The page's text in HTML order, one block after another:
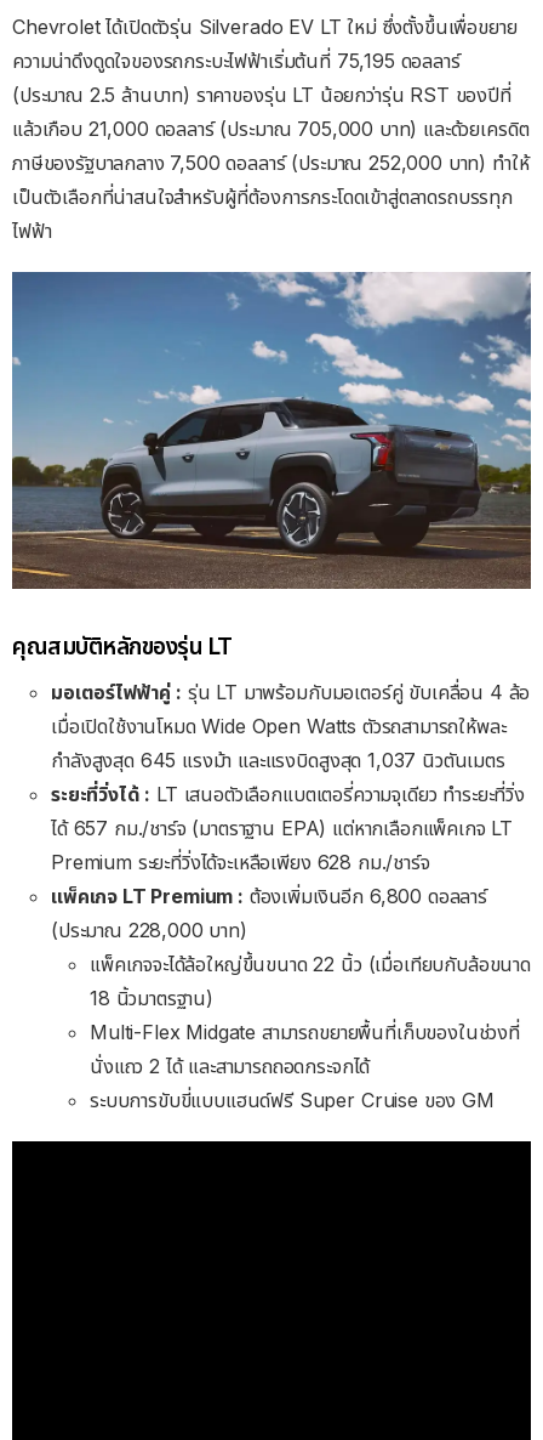
Chevrolet ได้เปิดตัวรุ่น Silverado EV LT ใหม่ ซึ่งตั้งขึ้นเพื่อขยาย
ความน่าดึงดูดใจของรถกระบะไฟฟ้าเริ่มต้นที่ 75,195 ดอลลาร์
(ประมาณ 2.5 ล้านบาท) ราคาของรุ่น LT น้อยกว่ารุ่น RST ของปีที่
แล้วเกือบ 21,000 ดอลลาร์ (ประมาณ 705,000 บาท) และด้วยเครดิต
ภาษีของรัฐบาลกลาง 7,500 ดอลลาร์ (ประมาณ 252,000 บาท) ทําให้
เป็นตัวเลือกที่น่าสนใจสําหรับผู้ที่ต้องการกระโดดเข้าสู่ตลาดรถบรรทุก
ไฟฟ้า
คุณสมบัติหลักของรุ่น LT
มอเตอร์ไฟฟ้าคู่ : รุ่น LT มาพร้อมกับมอเตอร์คู่ ขับเคลื่อน 4 ล้อ
เมื่อเปิดใช้งานโหมด Wide Open Watts ตัวรถสามารถให้พละ
กำลังสูงสุด 645 แรงม้า และแรงบิดสูงสุด 1,037 นิวตันเมตร
ระยะที่วิ่งได้ : LT เสนอตัวเลือกแบตเตอรี่ความจุเดียว ทำระยะที่วิ่ง
ได้ 657 กม./ชาร์จ (มาตราฐาน EPA) แต่หากเลือกแพ็คเกจ LT
Premium ระยะที่วิ่งได้จะเหลือเพียง 628 กม./ชาร์จ
แพ็คเกจ LT Premium : ต้องเพิ่มเงินอีก 6,800 ดอลลาร์
(ประมาณ 228,000 บาท)
แพ็คเกจจะได้ล้อใหญ่ขึ้นขนาด 22 นิ้ว (เมื่อเทียบกับล้อขนาด
18 นิ้วมาตรฐาน)
Multi-Flex Midgate สามารถขยายพื้นที่เก็บของในช่วงที่
นั่งแถว 2 ได้ และสามารถถอดกระจกได้
ระบบการขับขี่แบบแฮนด์ฟรี Super Cruise ของ GM